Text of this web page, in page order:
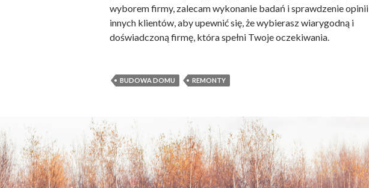
wyborem firmy, zalecam wykonanie badań i sprawdzenie opinii
innych klientów, aby upewnić się, że wybierasz wiarygodną i
doświadczoną firmę, która spełni Twoje oczekiwania.
BUDOWA DOMU REMONTY